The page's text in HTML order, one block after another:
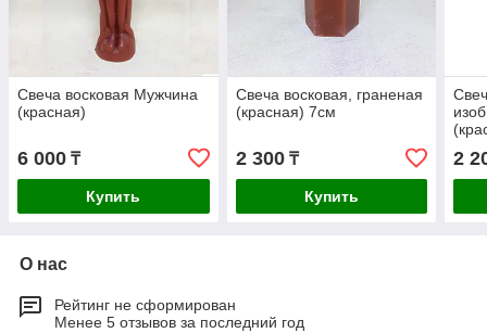
Свеча восковая Мужчина
(красная)
6 000 ₸
Купить
Свеча восковая, граненая
(красная) 7см
2 300₸
Купить
2
О нас
Рейтинг не сформирован
Менее 5 отзывов за последний год